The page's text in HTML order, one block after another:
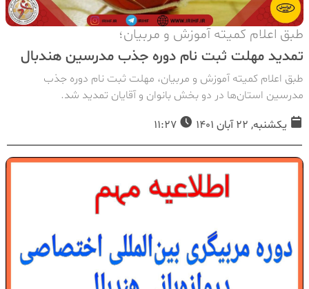
طبق اعلام کمیته آموزش و مربیان؛
تمدید مهلت ثبت نام دوره جذب مدرسین هندبال
طبق اعلام کمیته آموزش و مربیان، مهلت ثبت نام دوره جذب
مدرسین استان‌ها در دو بخش بانوان و آقایان تمدید شد.
یکشنبه, 22 آبان 1401